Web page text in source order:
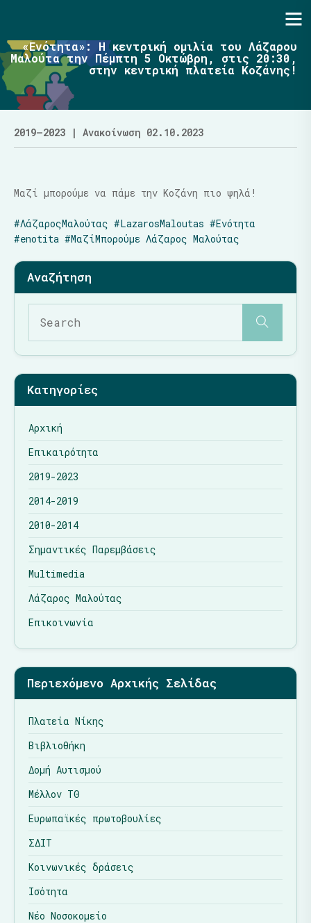
«Ενότητα»: Η κεντρική ομιλία του Λάζαρου
Μαλούτα την Πέμπτη 5 Οκτώβρη, στις 20:30,
στην κεντρική πλατεία Κοζάνης!
2019–2023 | Ανακοίνωση 02.10.2023
Μαζί μπορούμε να πάμε την Κοζάνη πιο ψηλά!
#ΛάζαροςΜαλούτας #LazarosMaloutas #Ενότητα
#enotita #ΜαζίΜπορούμε Λάζαρος Μαλούτας
Κατηγορίες
Αρχική
Επικαιρότητα
2019-2023
2014-2019
2010-2014
Σημαντικές Παρεμβάσεις
Multimedia
Λάζαρος Μαλούτας
Επικοινωνία
Περιεχόμενο Αρχικής Σελίδας
Πλατεία Νίκης
Βιβλιοθήκη
Δομή Αυτισμού
Μέλλον ΤΘ
Ευρωπαϊκές πρωτοβουλίες
ΣΔΙΤ
Κοινωνικές δράσεις
Ισότητα
Νέο Νοσοκομείο